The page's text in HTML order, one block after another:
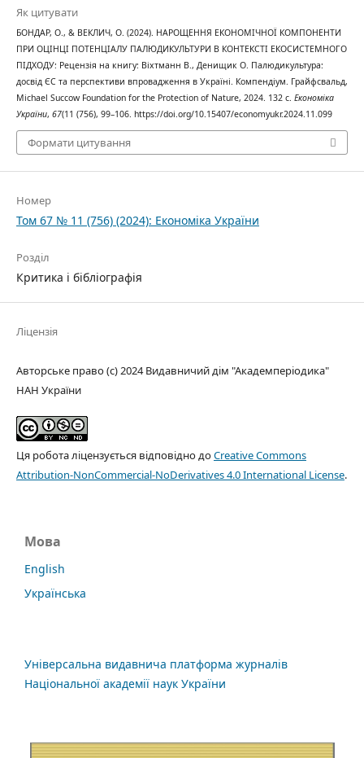
Як цитувати
БОНДАР, О., & ВЕКЛИЧ, О. (2024). НАРОЩЕННЯ ЕКОНОМІЧНОЇ КОМПОНЕНТИ
ПРИ ОЦІНЦІ ПОТЕНЦІАЛУ ПАЛЮДИКУЛЬТУРИ В КОНТЕКСТІ ЕКОСИСТЕМНОГО
ПІДХОДУ: Рецензія на книгу: Віхтманн В., Денищик О. Палюдикультура:
досвід ЄС та перспективи впровадження в Україні. Компендіум. Грайфсвальд,
Michael Succow Foundation for the Protection of Nature, 2024. 132 с. Економіка
України, 67(11 (756), 99–106. https://doi.org/10.15407/economyukr.2024.11.099
Формати цитування
Номер
Том 67 № 11 (756) (2024): Економіка України
Розділ
Критика і бібліографія
Ліцензія
Авторське право (c) 2024 Видавничий дім "Академперіодика"
НАН України
Ця робота ліцензується відповідно доCreative Commons
Attribution-NonCommercial-NoDerivatives 4.0 International License.
Мова
English
Українська
Універсальна видавнича платформа журналів
Національної академії наук України